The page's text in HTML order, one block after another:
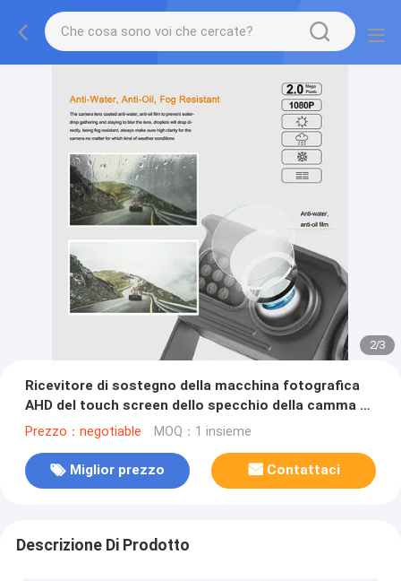
2/3
Ricevitore di sostegno della macchina fotografica
AHD del touch screen dello specchio della camma a
12 pollici del un poco
Prezzo：negotiable MOQ：1 insieme
Miglior prezzo Contattaci
Descrizione Di Prodotto